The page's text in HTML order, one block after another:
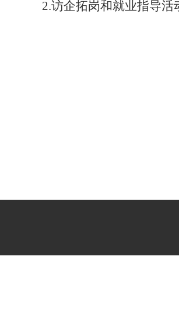
2.访企拓岗和就业指导活